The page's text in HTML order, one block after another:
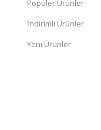
Popüler Ürünler
İndirimli Ürünler
Yeni Ürünler